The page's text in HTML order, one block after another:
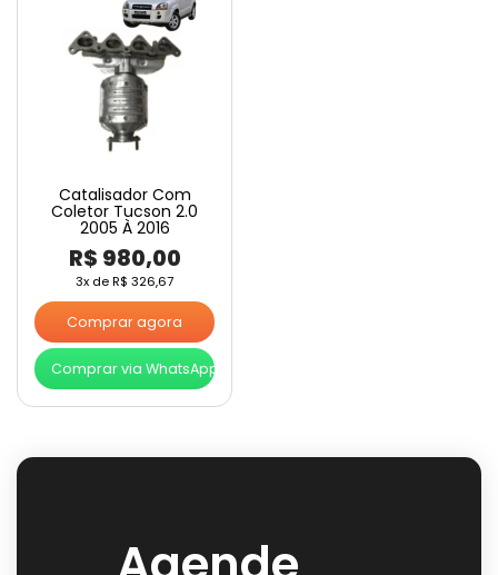
Catalisador Com
Coletor Tucson 2.0
2005 À 2016
R$ 980,00
3x deR$ 326,67
Comprar agora
Comprar via WhatsApp